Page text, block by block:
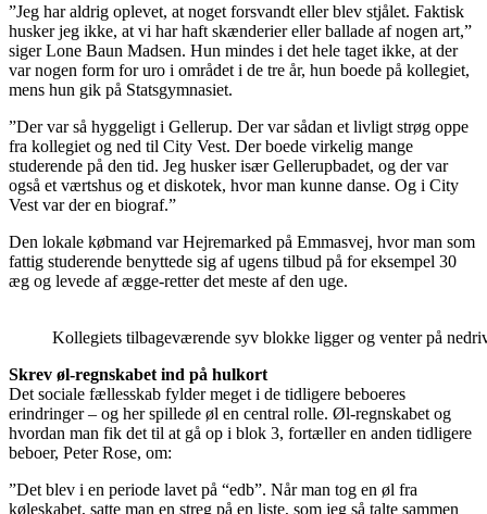
”Jeg har aldrig oplevet, at noget forsvandt eller blev stjålet. Faktisk
husker jeg ikke, at vi har haft skænderier eller ballade af nogen art,”
siger Lone Baun Madsen. Hun mindes i det hele taget ikke, at der
var nogen form for uro i området i de tre år, hun boede på kollegiet,
mens hun gik på Statsgymnasiet.
”Der var så hyggeligt i Gellerup. Der var sådan et livligt strøg oppe
fra kollegiet og ned til City Vest. Der boede virkelig mange
studerende på den tid. Jeg husker især Gellerupbadet, og der var
også et værtshus og et diskotek, hvor man kunne danse. Og i City
Vest var der en biograf.”
Den lokale købmand var Hejremarked på Emmasvej, hvor man som
fattig studerende benyttede sig af ugens tilbud på for eksempel 30
æg og levede af ægge-retter det meste af den uge.
Kollegiets tilbageværende syv blokke ligger og venter på
Skrev øl-regnskabet ind på hulkort
Det sociale fællesskab fylder meget i de tidligere beboeres
erindringer – og her spillede øl en central rolle. Øl-regnskabet og
hvordan man fik det til at gå op i blok 3, fortæller en anden tidligere
beboer, Peter Rose, om:
”Det blev i en periode lavet på “edb”. Når man tog en øl fra
køleskabet, satte man en streg på en liste, som jeg så talte sammen